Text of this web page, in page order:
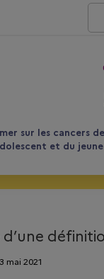
sur les cancers
et du
d’une
mai 2021